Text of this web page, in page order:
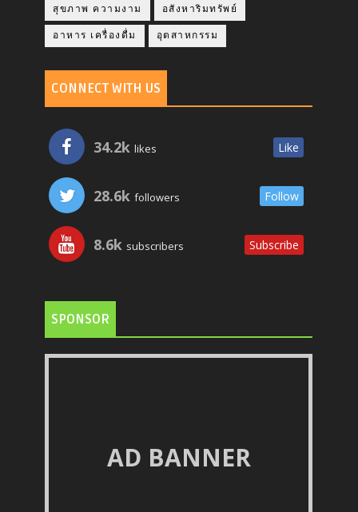
สุขภาพ ความงาม อสังหาริมทรัพย์
อาหาร เครื่องดื่ม อุตสาหกรรม
CONNECT WITH US
34.2k likes Like
28.6k followers Follow
8.6k subscribers Subscribe
SPONSOR
AD BANNER